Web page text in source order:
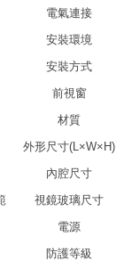
電氣連接
安裝環境
安裝方式
前視窗
材質
外形尺寸(L×W×H)
內腔尺寸
視鏡玻璃尺寸
電源
防護等級